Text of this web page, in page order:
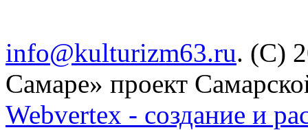
info@kulturizm63.ru. (C)
Самаре» проект
Webvertex - создание и